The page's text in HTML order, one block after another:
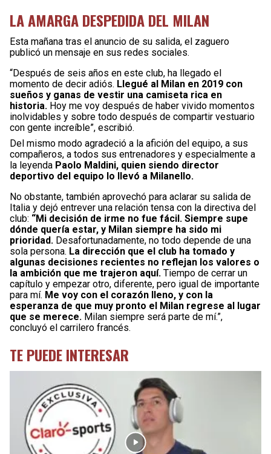
LA AMARGA DESPEDIDA DEL MILAN
Esta mañana tras el anuncio de su salida, el zaguero
publicó un mensaje en sus redes sociales.
“Después de seis años en este club, ha llegado el
momento de decir adiós. Llegué al Milan en 2019 con
sueños y ganas de vestir una camiseta rica en
historia. Hoy me voy después de haber vivido momentos
inolvidables y sobre todo después de compartir vestuario
con gente increíble”, escribió.
Del mismo modo agradeció a la afición del equipo, a sus
compañeros, a todos sus entrenadores y especialmente a
la leyenda Paolo Maldini, quien siendo director
deportivo del equipo lo llevó a Milanello.
No obstante, también aprovechó para aclarar su salida de
Italia y dejó entrever una relación tensa con la directiva del
club: “Mi decisión de irme no fue fácil. Siempre supe
dónde quería estar, y Milan siempre ha sido mi
prioridad. Desafortunadamente, no todo depende de una
sola persona. La dirección que el club ha tomado y
algunas decisiones recientes no reflejan los valores o
la ambición que me trajeron aquí. Tiempo de cerrar un
capítulo y empezar otro, diferente, pero igual de importante
para mí. Me voy con el corazón lleno, y con la
esperanza de que muy pronto el Milan regrese al lugar
que se merece. Milan siempre será parte de mí.”,
concluyó el carrilero francés.
TE PUEDE INTERESAR